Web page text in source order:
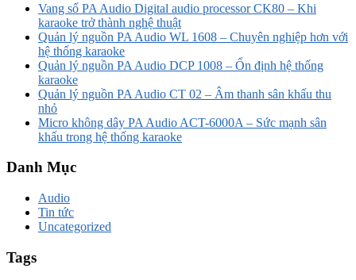
Vang số PA Audio Digital audio processor CK80 – Khi
karaoke trở thành nghệ thuật
Quản lý nguồn PA Audio WL 1608 – Chuyên nghiệp hơn với
hệ thống karaoke
Quản lý nguồn PA Audio DCP 1008 – Ổn định hệ thống
karaoke
Quản lý nguồn PA Audio CT 02 – Âm thanh sân khấu thu
nhỏ
Micro không dây PA Audio ACT-6000A – Sức mạnh sân
khấu trong hệ thống karaoke
Danh Mục
Audio
Tin tức
Uncategorized
Tags